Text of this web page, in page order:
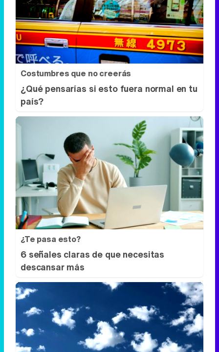
Costumbres que no creerás
¿Qué pensarías si esto fuera normal en tu
país?
¿Te pasa esto?
6 señales claras de que necesitas
descansar más